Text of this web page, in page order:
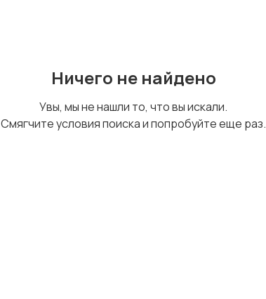
Ничего не найдено
Увы, мы не нашли то, что вы искали.
Смягчите условия поиска и попробуйте еще раз.